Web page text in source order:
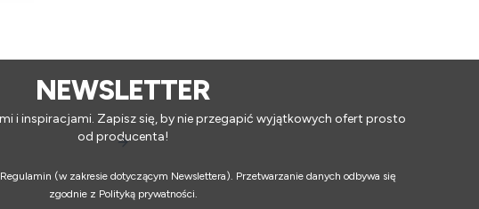
NEWSLETTER
i inspiracjami. Zapisz się, by nie przegapić wyjątkowych ofert prosto
od producenta!
(w zakresie dotyczącym Newslettera). Przetwarzanie danych odbywa się
zgodnie z Polityką prywatności.